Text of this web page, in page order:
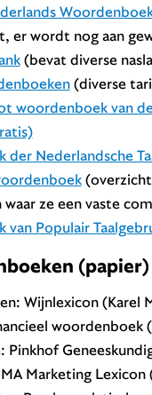
er wordt nog aan
(bevat diverse
(diverse
woordenboek van
der Nederlandsche
(overzicht
ze een vaste
van Populair
(papier)
Wijnlexicon (Karel
woordenboek
Pinkhof
Marketing